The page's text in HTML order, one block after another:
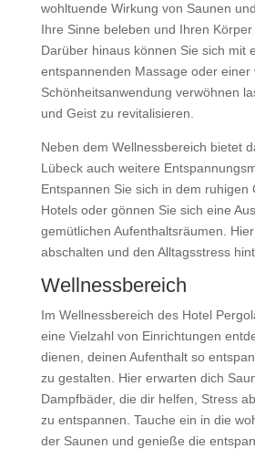
wohltuende Wirkung von Saunen
Ihre Sinne beleben und Ihren Körper
Darüber hinaus können Sie sich mit
entspannenden Massage oder einer
Schönheitsanwendung verwöhnen
und Geist zu revitalisieren.
Neben dem Wellnessbereich bietet
Lübeck auch weitere
Entspannen Sie sich in dem ruhigen
Hotels oder gönnen Sie sich eine
gemütlichen Aufenthaltsräumen.
abschalten und den Alltagsstress
Wellnessbereich
Im Wellnessbereich des Hotel
eine Vielzahl von Einrichtungen
dienen, deinen Aufenthalt so
zu gestalten. Hier erwarten dich
Dampfbäder, die dir helfen, Stress
zu entspannen. Tauche ein in die
der Saunen und genieße die